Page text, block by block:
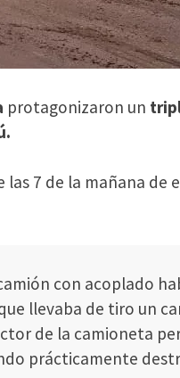
protagonizaron un
7 de la mañana de
con acoplado
llevaba de tiro un
de la camioneta
prácticamente